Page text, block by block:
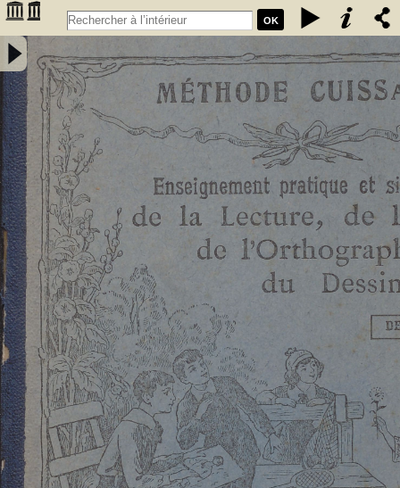
OK
Enseignement pratique et simultané de la lecture de l'écriture, de
l'orthographe et du dessin. Deuxième livret, Etude des sons et des
articulations composés : méthode rationnelle préparant les enfants à
la lecture expressive et à l'intelligence de la langue : contenant 76
vignettes et des notions élémentaires de dessin / par E. Cuissart,... ;
d'après la méthode de M. Lacabe,.... - [nouv. éd.] - Cuissart, Eugène
(1835-1896). Auteur